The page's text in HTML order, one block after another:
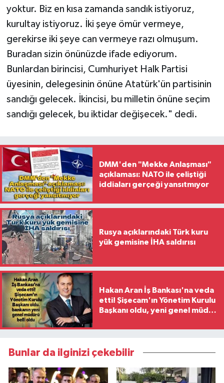
yoktur. Biz en kısa zamanda sandık istiyoruz,
kurultay istiyoruz. İki şeye ömür vermeye,
gerekirse iki şeye can vermeye razı olmuşum.
Buradan sizin önünüzde ifade ediyorum.
Bunlardan birincisi, Cumhuriyet Halk Partisi
üyesinin, delegesinin önüne Atatürk'ün partisinin
sandığı gelecek. İkincisi, bu milletin önüne seçim
sandığı gelecek, bu iktidar değişecek." dedi.
DMM'den "Mekke Anlaşması"
açıklaması: NATO ile çeliştiği
iddiaları gerçeği yansıtmıyor
Rusya açıklarındaki Türk kuru
yük gemisine İHA saldırısı
Hakan Aran İş Bankası'na veda
etti! Şişecam'ın Yönetim Kurulu
Başkanı oldu, yeni genel müdür
Bunlar da ilginizi çekebilir